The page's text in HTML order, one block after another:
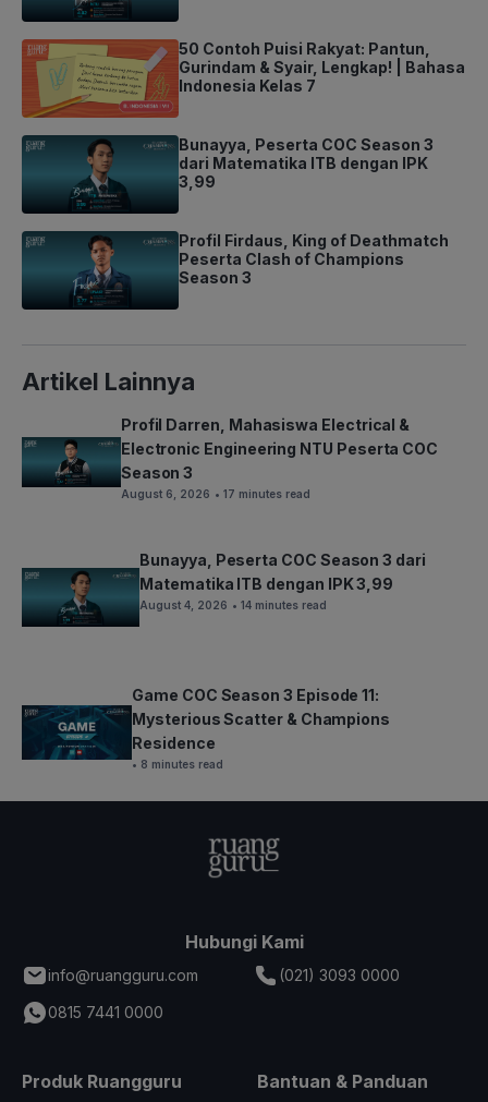
50 Contoh Puisi Rakyat: Pantun,
Gurindam & Syair, Lengkap! | Bahasa
Indonesia Kelas 7
Bunayya, Peserta COC Season 3
dari Matematika ITB dengan IPK
3,99
Profil Firdaus, King of Deathmatch
Peserta Clash of Champions
Season 3
Artikel Lainnya
Profil Darren, Mahasiswa Electrical &
Electronic Engineering NTU Peserta COC
Season 3
August 6, 2026 • 17 minutes read
Bunayya, Peserta COC Season 3 dari
Matematika ITB dengan IPK 3,99
August 4, 2026 • 14 minutes read
Game COC Season 3 Episode 11:
Mysterious Scatter & Champions
Residence
• 8 minutes read
Hubungi Kami
info@ruangguru.com
(021) 3093 0000
0815 7441 0000
Produk Ruangguru Bantuan & Panduan